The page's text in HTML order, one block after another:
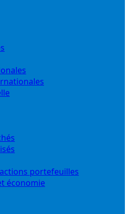
portefeuilles
économie